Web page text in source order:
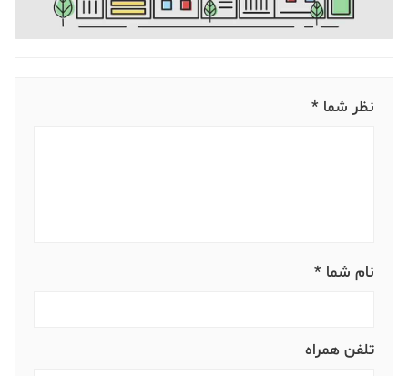
نظر شما *
نام شما *
تلفن همراه